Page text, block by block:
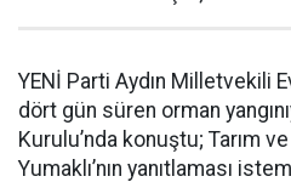
YENİ Parti Aydın Milletvekili
dört gün süren orman
Kurulu’nda konuştu; Tarım
Yumaklı’nın yanıtlaması